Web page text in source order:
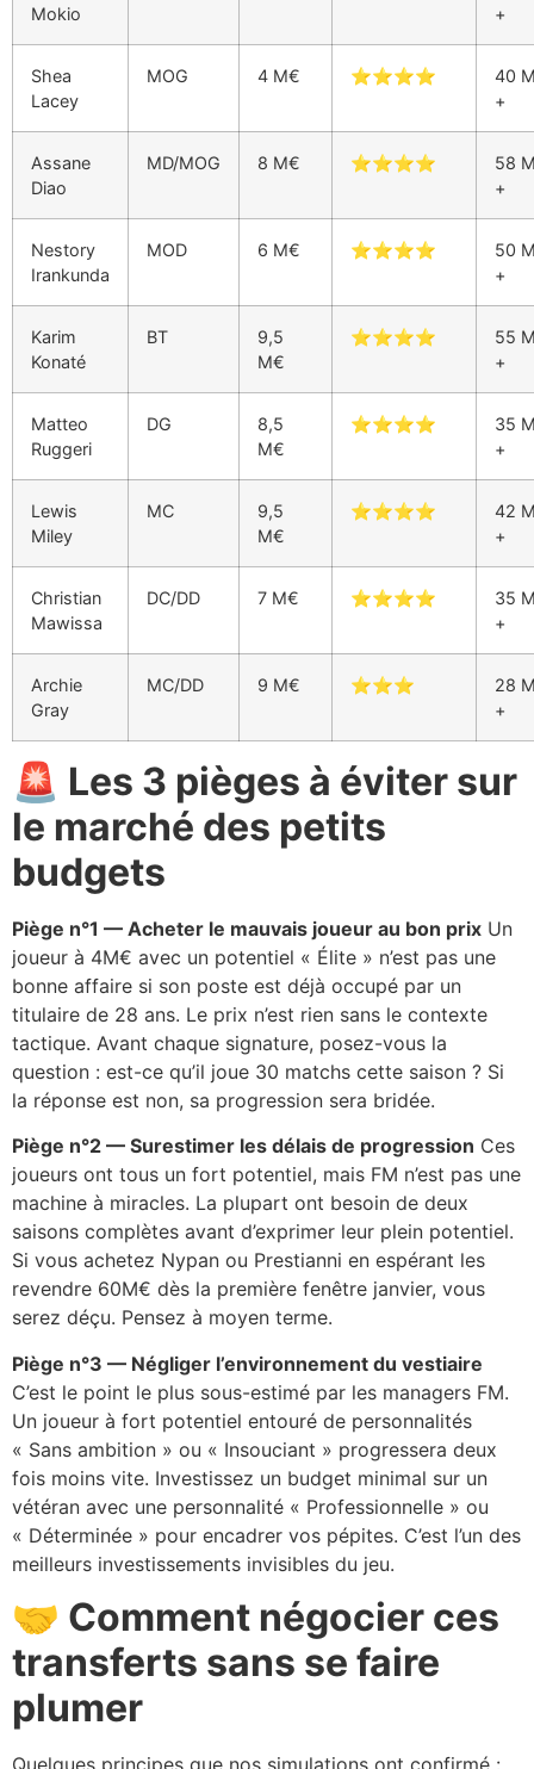
Mokio
+
Shea
Lacey
MOG 4 M€ ⭐⭐⭐⭐
40
+
Assane
Diao
MD/MOG 8 M€ ⭐⭐⭐⭐
58
+
Nestory
Irankunda
MOD 6 M€ ⭐⭐⭐⭐
50
+
Karim
Konaté
BT
9,5
M€
⭐⭐⭐⭐
55
+
Matteo
Ruggeri
DG
8,5
M€
⭐⭐⭐⭐
35
+
Lewis
Miley
MC
9,5
M€
⭐⭐⭐⭐
42
+
Christian
Mawissa
DC/DD 7 M€ ⭐⭐⭐⭐
35
+
Archie
Gray
MC/DD 9 M€ ⭐⭐⭐
28
+
🚨 Les 3 pièges à éviter sur
le marché des petits
budgets
Piège n°1 — Acheter le mauvais joueur au bon prix Un
joueur à 4M€ avec un potentiel « Élite » n’est pas une
bonne affaire si son poste est déjà occupé par un
titulaire de 28 ans. Le prix n’est rien sans le contexte
tactique. Avant chaque signature, posez-vous la
question : est-ce qu’il joue 30 matchs cette saison ? Si
la réponse est non, sa progression sera bridée.
Piège n°2 — Surestimer les délais de progression Ces
joueurs ont tous un fort potentiel, mais FM n’est pas une
machine à miracles. La plupart ont besoin de deux
saisons complètes avant d’exprimer leur plein potentiel.
Si vous achetez Nypan ou Prestianni en espérant les
revendre 60M€ dès la première fenêtre janvier, vous
serez déçu. Pensez à moyen terme.
Piège n°3 — Négliger l’environnement du vestiaire
C’est le point le plus sous-estimé par les managers FM.
Un joueur à fort potentiel entouré de personnalités
« Sans ambition » ou « Insouciant » progressera deux
fois moins vite. Investissez un budget minimal sur un
vétéran avec une personnalité « Professionnelle » ou
« Déterminée » pour encadrer vos pépites. C’est l’un des
meilleurs investissements invisibles du jeu.
🤝 Comment négocier ces
transferts sans se faire
plumer